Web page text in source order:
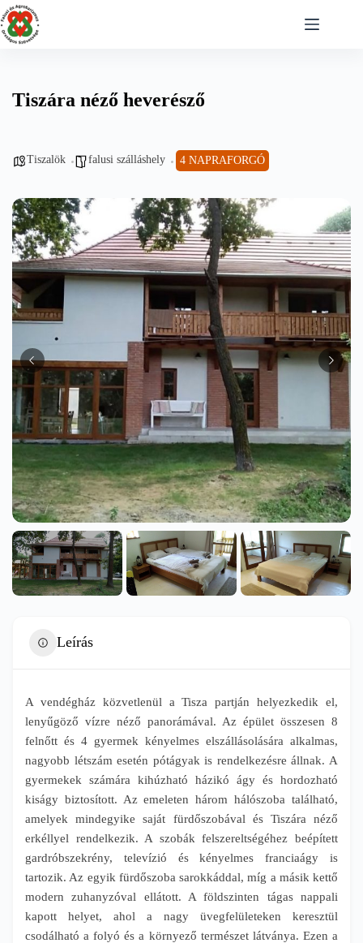
Skip
to
content
Tiszára néző heverésző
Tiszalök falusi szálláshely 4 NAPRAFORGÓ
Leírás
A vendégház közvetlenül a Tisza partján helyezkedik el,
lenyűgöző vízre néző panorámával. Az épület összesen 8
felnőtt és 4 gyermek kényelmes elszállásolására alkalmas,
nagyobb létszám esetén pótágyak is rendelkezésre állnak. A
gyermekek számára kihúzható házikó ágy és hordozható
kiságy biztosított. Az emeleten három hálószoba található,
amelyek mindegyike saját fürdőszobával és Tiszára néző
erkéllyel rendelkezik. A szobák felszereltségéhez beépített
gardróbszekrény, televízió és kényelmes franciaágy is
tartozik. Az egyik fürdőszoba sarokkáddal, míg a másik kettő
modern zuhanyzóval ellátott. A földszinten tágas nappali
kapott helyet, ahol a nagy üvegfelületeken keresztül
csodálható a folyó és a környező természet látványa. Ezen a